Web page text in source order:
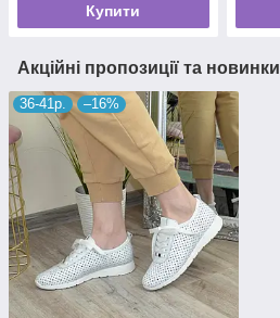
Купити
Акційні пропозиції та новинки
36-41р. –16%